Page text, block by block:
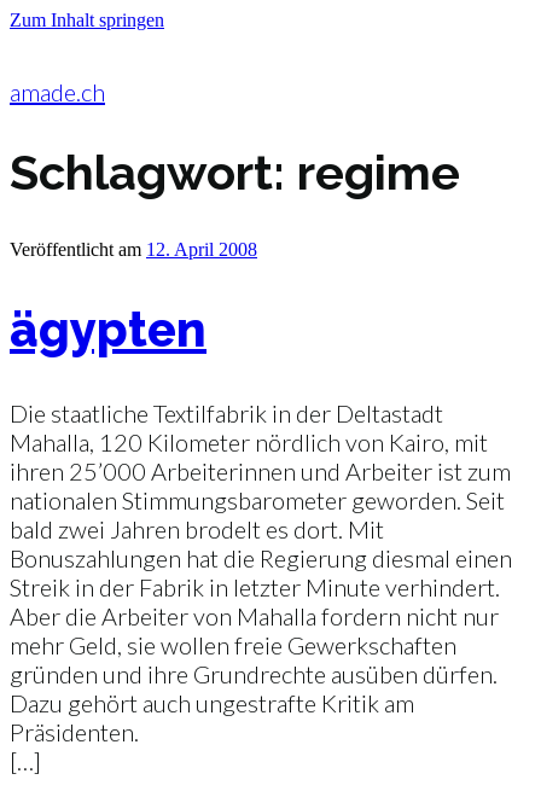
Zum Inhalt springen
amade.ch
Schlagwort: regime
Veröffentlicht am 12. April 2008
ägypten
Die staatliche Textilfabrik in der Deltastadt
Mahalla, 120 Kilometer nördlich von Kairo, mit
ihren 25’000 Arbeiterinnen und Arbeiter ist zum
nationalen Stimmungsbarometer geworden. Seit
bald zwei Jahren brodelt es dort. Mit
Bonuszahlungen hat die Regierung diesmal einen
Streik in der Fabrik in letzter Minute verhindert.
Aber die Arbeiter von Mahalla fordern nicht nur
mehr Geld, sie wollen freie Gewerkschaften
gründen und ihre Grundrechte ausüben dürfen.
Dazu gehört auch ungestrafte Kritik am
Präsidenten.
[…]